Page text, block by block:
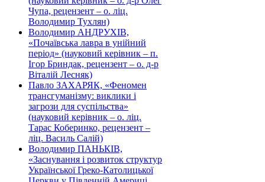
Чупа, рецензент – о. ліц.
Володимир Тухлян)
Володимир АНДРУХІВ,
«Почаївська лавра в унійний
період» (науковий керівник – п.
Ігор Бриндак, рецензент – о. д-р
Віталій Лесняк)
Павло ЗАХАРЯК, «Феномен
трансгуманізму: виклики і
загрози для суспільства»
(науковий керівник – о. ліц.
Тарас Коберинко, рецензент –
ліц. Василь Салій)
Володимир ПАНЬКІВ,
«Заснування і розвиток структур
Української Греко-Католицької